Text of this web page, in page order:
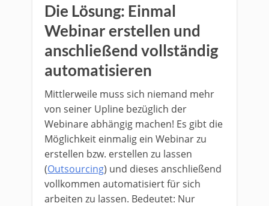
Die Lösung: Einmal
Webinar erstellen und
anschließend vollständig
automatisieren
Mittlerweile muss sich niemand mehr
von seiner Upline bezüglich der
Webinare abhängig machen! Es gibt die
Möglichkeit einmalig ein Webinar zu
erstellen bzw. erstellen zu lassen
(Outsourcing) und dieses anschließend
vollkommen automatisiert für sich
arbeiten zu lassen. Bedeutet: Nur